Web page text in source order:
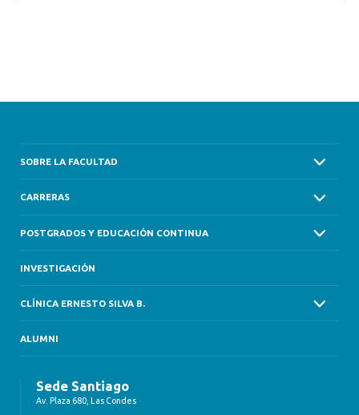
SOBRE LA FACULTAD
CARRERAS
POSTGRADOS Y EDUCACIÓN CONTINUA
INVESTIGACIÓN
CLÍNICA ERNESTO SILVA B.
ALUMNI
Sede Santiago
Av. Plaza 680, Las Condes